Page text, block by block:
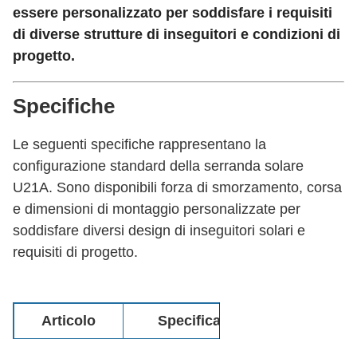
essere personalizzato per soddisfare i requisiti
di diverse strutture di inseguitori e condizioni di
progetto.
Specifiche
Le seguenti specifiche rappresentano la
configurazione standard della serranda solare
U21A. Sono disponibili forza di smorzamento, corsa
e dimensioni di montaggio personalizzate per
soddisfare diversi design di inseguitori solari e
requisiti di progetto.
Articolo Specifica